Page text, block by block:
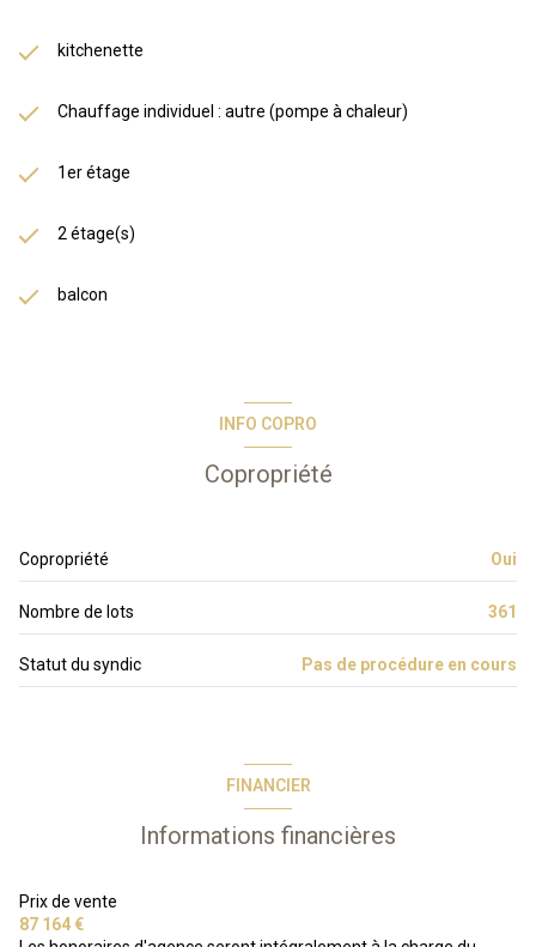
kitchenette
Chauffage individuel : autre (pompe à chaleur)
1er étage
2 étage(s)
balcon
INFO COPRO
Copropriété
Copropriété Oui
Nombre de lots 361
Statut du syndic Pas de procédure en cours
FINANCIER
Informations financières
Prix de vente
87 164 €